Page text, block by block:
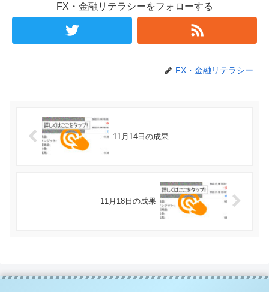
FX・金融リテラシーをフォローする
FX・金融リテラシー
11月14日の成果
11月18日の成果